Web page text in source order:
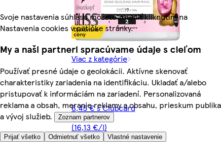
Svoje nastavenia súhlasu môžete zmeniť kliknutím na
Nastavenia cookies v pätičke stránky.
My a naši partneri spracúvame údaje s cieľom
Používať presné údaje o geolokácii. Aktívne skenovať
charakteristiky zariadenia na identifikáciu. Ukladať a/alebo
pristupovať k informáciám na zariadení. Personalizovaná
reklama a obsah, meranie reklamy a obsahu, prieskum publika
a vývoj služieb.
Zoznam partnerov
Prijať všetko Odmietnuť všetko Vlastné nastavenie
Viac z kategórie
6,45 € s Clubcard
(16,13 €/l)